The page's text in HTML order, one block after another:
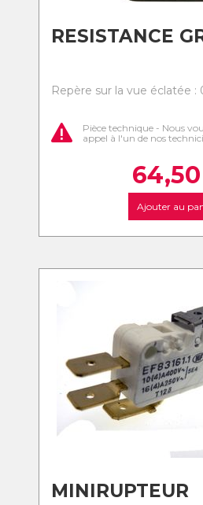
RESISTANCE
Repère sur la vue éclatée :
Pièce technique - Nous
appel à l'un de nos
64,50
Ajouter au
MINIRUPTEUR